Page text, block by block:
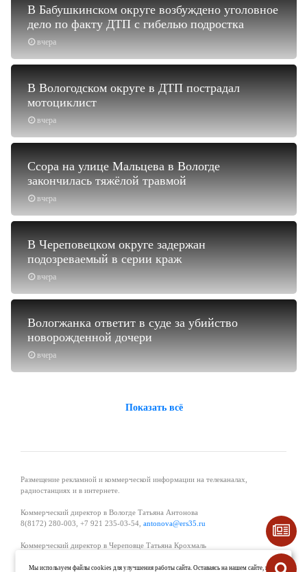
вчера
В Бабушкинском округе возбуждено уголовное
дело по факту ДТП с гибелью подростка
вчера
В Вологодском округе в ДТП пострадал
мотоциклист
вчера
Ссора на улице Мальцева в Вологде
закончилась тяжёлой травмой
вчера
В Череповецком округе задержан
подозреваемый в серии краж
вчера
Вологжанка ответит в суде за убийство
новорожденной дочери
Показать всё
Размещение рекламной и коммерческой информации на телеканалах,
радиостанциях и в интернете.
Коммерческий директор в Вологде Татьяна Антонова
8(8172) 280-003, +7 921 235-03-54, antonova@ers35.ru
Коммерческий директор в Череповце Татьяна Крохмаль
Мы используем файлы cookies для улучшения работы сайта. Оставаясь на нашем сайте, вы